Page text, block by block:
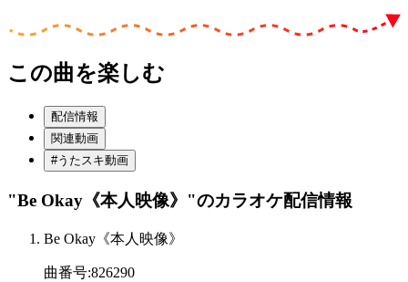
この曲を楽しむ
配信情報
関連動画
#うたスキ動画
"Be Okay《本人映像》"のカラオケ配信情報
Be Okay《本人映像》
曲番号:826290